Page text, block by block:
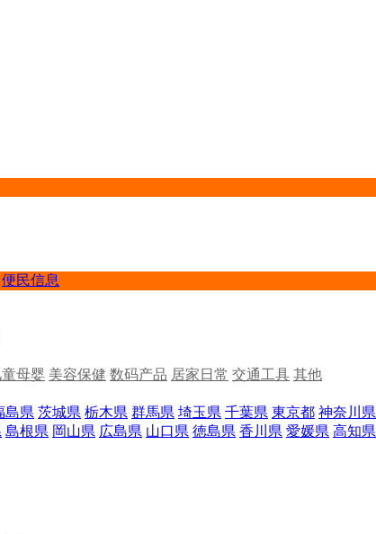
便民信息
童母婴 美容保健 数码产品 居家日常 交通工具 其他
島県 茨城県 栃木県 群馬県 埼玉県 千葉県 東京都 神奈川県
島根県 岡山県 広島県 山口県 徳島県 香川県 愛媛県 高知県